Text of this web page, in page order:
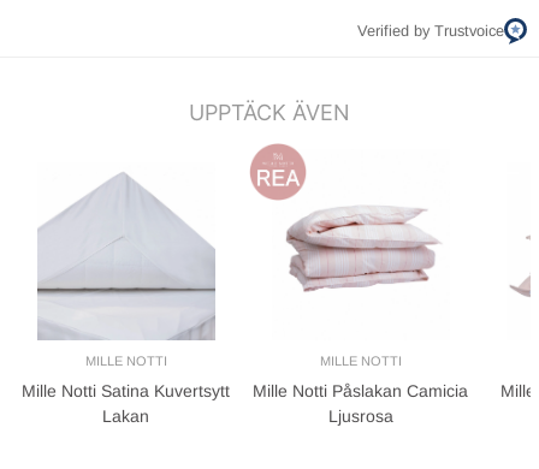
Verified by Trustvoice
UPPTÄCK ÄVEN
MILLE NOTTI
Mille Notti Satina Kuvertsytt
Lakan
MILLE NOTTI
Mille Notti Påslakan Camicia
Ljusrosa